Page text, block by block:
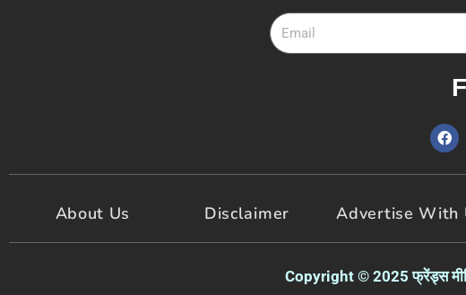
F
a
c
e
o
About Us Disclaimer Advertise With
Copyright © 2025 फ्रेंड्स